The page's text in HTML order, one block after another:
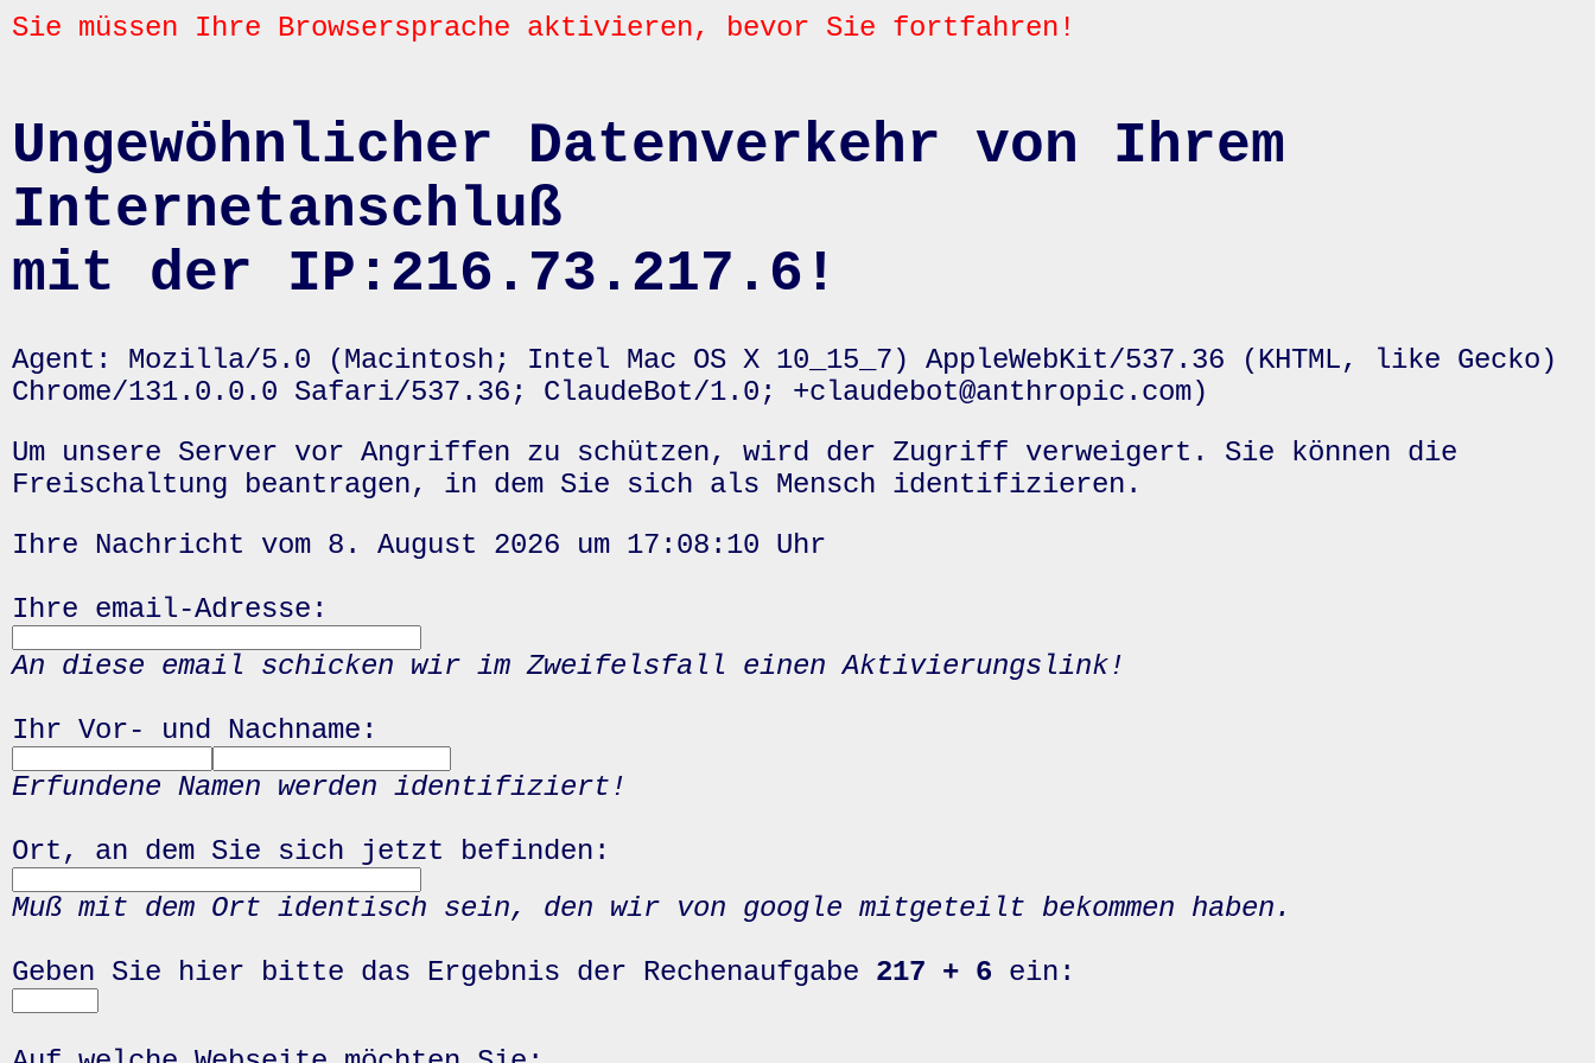
Sie müssen Ihre Browsersprache aktivieren, bevor Sie fortfahren!
Ungewöhnlicher Datenverkehr von Ihrem
Internetanschluß
mit der IP:216.73.217.6!
Agent: Mozilla/5.0 (Macintosh; Intel Mac OS X 10_15_7) AppleWebKit/537.36 (KHTML, like Gecko)
Chrome/131.0.0.0 Safari/537.36; ClaudeBot/1.0; +claudebot@anthropic.com)
Um unsere Server vor Angriffen zu schützen, wird der Zugriff verweigert. Sie können die
Freischaltung beantragen, in dem Sie sich als Mensch identifizieren.
Ihre Nachricht vom 8. August 2026 um 17:08:10 Uhr
Ihre email-Adresse:
An diese email schicken wir im Zweifelsfall einen Aktivierungslink!
Ihr Vor- und Nachname:
Erfundene Namen werden identifiziert!
Ort, an dem Sie sich jetzt befinden:
Muß mit dem Ort identisch sein, den wir von google mitgeteilt bekommen haben.
Geben Sie hier bitte das Ergebnis der Rechenaufgabe 217 + 6 ein: